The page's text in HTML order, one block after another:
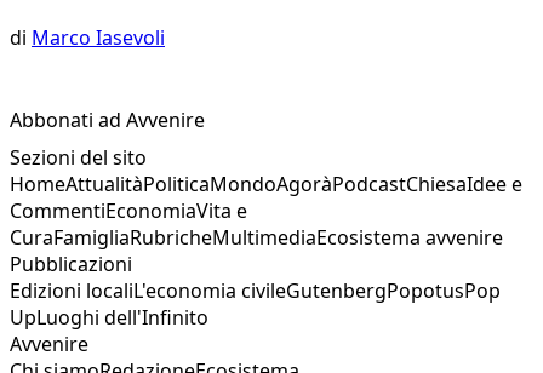
di Marco Iasevoli
Abbonati ad Avvenire
Sezioni del sito
HomeAttualitàPoliticaMondoAgoràPodcastChiesaIdee e
CommentiEconomiaVita e
CuraFamigliaRubricheMultimediaEcosistema avvenire
Pubblicazioni
Edizioni localiL'economia civileGutenbergPopotusPop
UpLuoghi dell'Infinito
Avvenire